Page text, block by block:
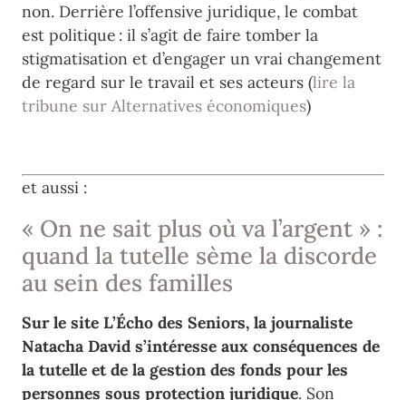
non. Derrière l’offensive juridique, le combat
est politique : il s’agit de faire tomber la
stigmatisation et d’engager un vrai changement
de regard sur le travail et ses acteurs (lire la
tribune sur Alternatives économiques)
et aussi :
« On ne sait plus où va l’argent » :
quand la tutelle sème la discorde
au sein des familles
Sur le site L’Écho des Seniors, la journaliste
Natacha David s’intéresse aux conséquences de
la tutelle et de la gestion des fonds pour les
personnes sous protection juridique. Son